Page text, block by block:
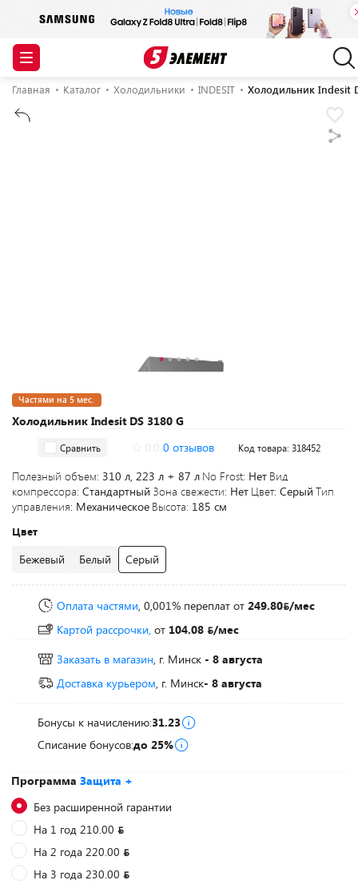
Главная Каталог Холодильники INDESIT Холодильник Indesit
Холодильник Indesit DS 3180 G
Частями на 5 мес.
Программа Защита +
Без расширенной гарантии
На 1 год 210.00
На 2 года 220.00
На 3 года 230.00
Сравнить 0 отзывов Код товара: 318452
Полезный объем: 310 л, 223 л + 87 л No Frost: Нет Вид
компрессора: Стандартный Зона свежести: Нет Цвет: Серый Тип
управления: Механическое Высота: 185 см
Цвет
Бежевый Белый Серый
Оплата частями, 0,001% переплат от 249.80 /мес
Картой рассрочки, от 104.08
/мес
Заказать в магазин, г. Минск - 8 августа
Доставка курьером, г. Минск- 8 августа
Бонусы к начислению:31.23
Списание бонусов:до 25%